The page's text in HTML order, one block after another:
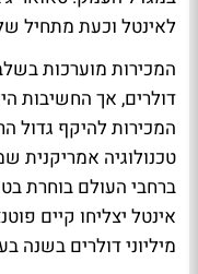
לאינטל וכעת מתחיל
המכירות מוערכות
דולרים, אך החשיבות
המכירות להיקף גדול
ברחבי העולם בוחרת
אינטל יצליחו קיים
מיליוני דולרים בשנה